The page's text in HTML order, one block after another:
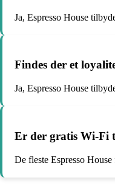
Ja, Espresso House
Findes der et
Ja, Espresso House
Er der gratis Wi-Fi
De fleste Espresso